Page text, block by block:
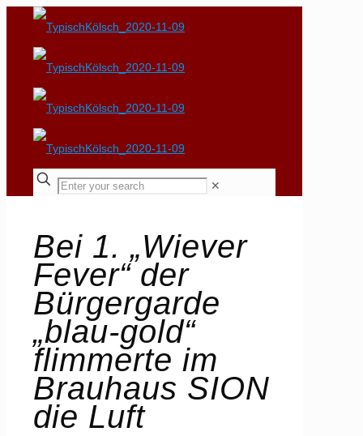
✕
Bei 1. „Wiever
Fever“ der
Bürgergarde
„blau-gold“
flimmerte im
Brauhaus SION
die Luft